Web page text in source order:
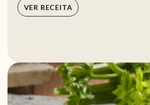
VER RECEITA